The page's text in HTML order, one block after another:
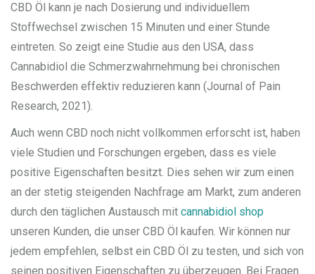
CBD Öl kann je nach Dosierung und individuellem
Stoffwechsel zwischen 15 Minuten und einer Stunde
eintreten. So zeigt eine Studie aus den USA, dass
Cannabidiol die Schmerzwahrnehmung bei chronischen
Beschwerden effektiv reduzieren kann (Journal of Pain
Research, 2021).
Auch wenn CBD noch nicht vollkommen erforscht ist, haben
viele Studien und Forschungen ergeben, dass es viele
positive Eigenschaften besitzt. Dies sehen wir zum einen
an der stetig steigenden Nachfrage am Markt, zum anderen
durch den täglichen Austausch mit cannabidiol shop
unseren Kunden, die unser CBD Öl kaufen. Wir können nur
jedem empfehlen, selbst ein CBD Öl zu testen, und sich von
seinen positiven Eigenschaften zu überzeugen. Bei Fragen